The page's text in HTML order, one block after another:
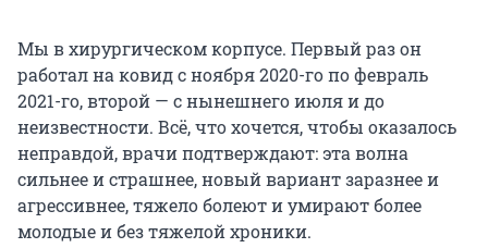
Мы в хирургическом корпусе. Первый раз он
работал на ковид с ноября 2020-го по февраль
2021-го, второй — с нынешнего июля и до
неизвестности. Всё, что хочется, чтобы оказалось
неправдой, врачи подтверждают: эта волна
сильнее и страшнее, новый вариант заразнее и
агрессивнее, тяжело болеют и умирают более
молодые и без тяжелой хроники.